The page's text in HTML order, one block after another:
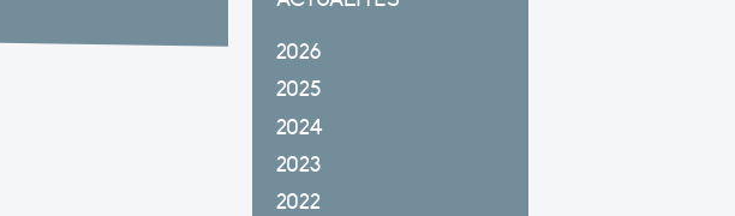
2026
2025
2024
2023
2022